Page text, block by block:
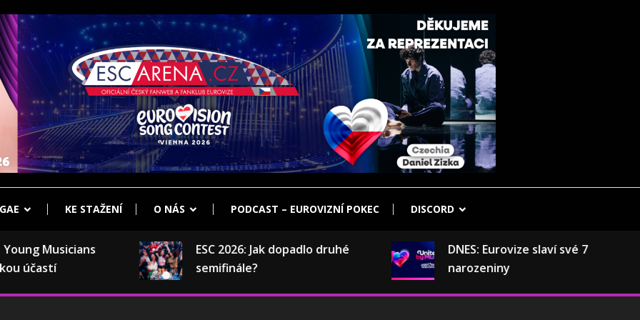
KE STAŽENÍ O NÁS PODCAST – EUROVIZNÍ POKEC DISCORD
Musicians
ESC 2026: Jak dopadlo druhé
semifinále?
DNES: Eurovize slaví své 70.
narozeniny